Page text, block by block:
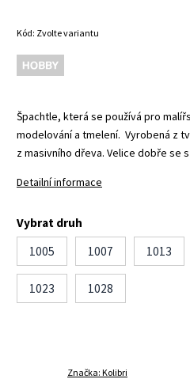
Kód: Zvolte variantu
Špachtle, která se používá pro
modelování a tmelení. Vyrobená z
z masivního dřeva. Velice dobře se
Detailní informace
Výprodej
Vybrat druh
1005
1007 1013
1023 1028
Značka: Kolibri